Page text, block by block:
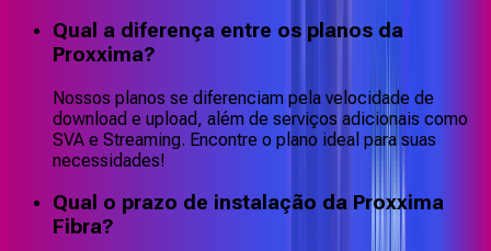
Qual a diferença entre os planos da
Proxxima?
Nossos planos se diferenciam pela velocidade de
download e upload, além de serviços adicionais como
SVA e Streaming. Encontre o plano ideal para suas
necessidades!
Qual o prazo de instalação da Proxxima
Fibra?